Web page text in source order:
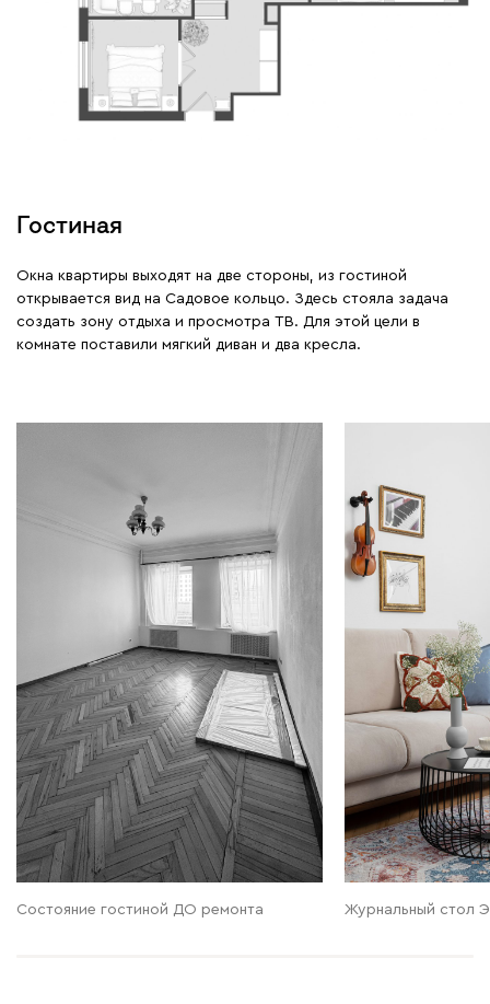
Гостиная
Окна квартиры выходят на две стороны, из гостиной
открывается вид на Садовое кольцо. Здесь стояла задача
создать зону отдыха и просмотра ТВ. Для этой цели в
комнате поставили мягкий диван и два кресла.
Состояние гостиной ДО ремонта Журнальный стол